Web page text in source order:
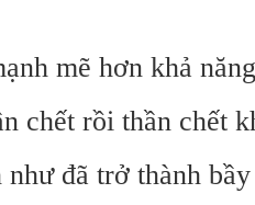
mẽ hơn khả
chết rồi thần chết
đã trở thành